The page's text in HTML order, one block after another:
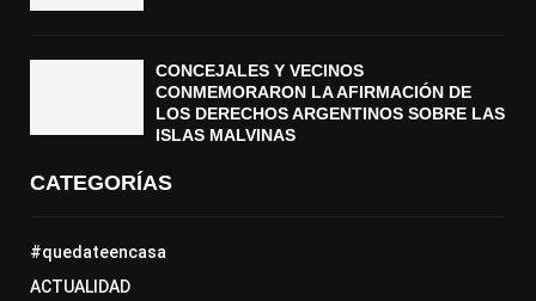
CONCEJALES Y VECINOS
CONMEMORARON LA AFIRMACIÓN DE
LOS DERECHOS ARGENTINOS SOBRE LAS
ISLAS MALVINAS
CATEGORÍAS
#quedateencasa
ACTUALIDAD